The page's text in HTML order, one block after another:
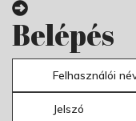
Belépés